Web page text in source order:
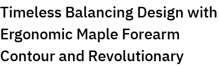
Timeless Balancing Design with
Ergonomic Maple Forearm
Contour and Revolutionary